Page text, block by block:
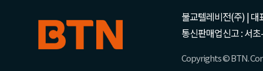
불교텔레비전(주) | 대
통신판매업신고 : 서
Copyrights © BTN.